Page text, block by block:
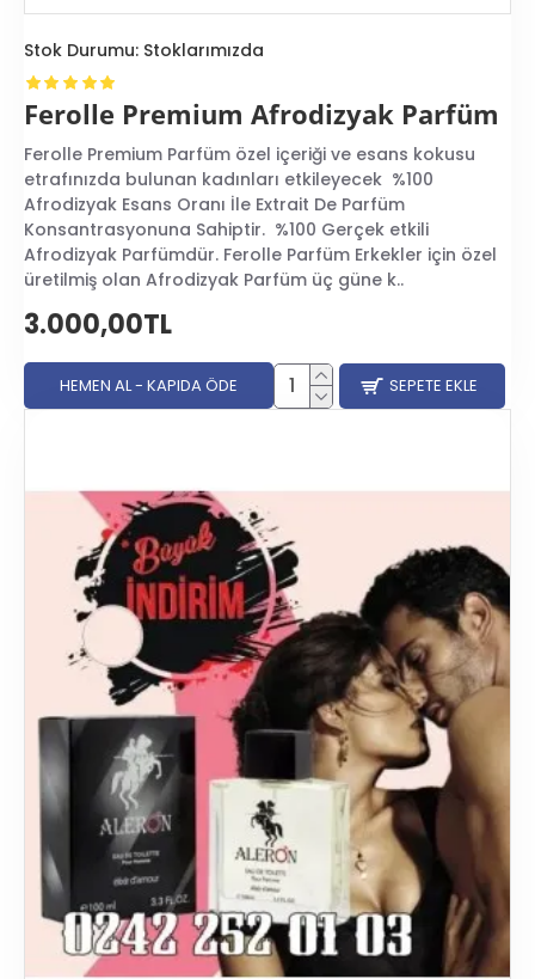
Doğal afrodizyaklar içeren parfümler,
Sentetik afrodizyaklar içeren parfümler,
Salgı bezlerinden elde edilen parfümler,
Bitkisel karışımlar içeren parfümler.
Doğal afrodizyaklar çoğunlukla baharatlar, bitkiler ve
bazı mücevherlerin özlerinden elde edilir. Buna karşılık,
sentetik afrodizyaklar sentetik bileşenlerdir ve bazı
cinsel uyarıcı ilaçlarda kullanılan bileşenlerden elde
edilir.
Yüzlerce yıldır afrodizyaklar kullanılmıştır. Afrodizyak
parfümler ise günümüzde popülerlik kazanmıştır. Bu
parfümler etkili olabileceği gibi, bazı kişiler için hiçbir
etkisi olmayabilir.
Afrodizyaklı Parfüm Erkek
bakımlarının tamamlayıcısı olacak bir seçim
yapabilirler. Bu noktada, afrodizyak parfümler erkekler
için oldukça etkili bir seçenek olarak göze
çarpmaktadır.
Afrodizyak parfüm, cinsel çekimi artırmak ve heyecanı
artırmak amacıyla kullanılan bir tür parfümdür. Doğal
özlerden üretilen bu parfümler, içerdikleri bileşenler
sayesinde hem kullanıcısına hem de onunla birlikte
olan kişilere etkileyici bir hissiyat sunmaktadır.
Afrodizyak parfüm erkek seçimi yaparken, kişinin kendi
cilt yapısına uygun olan bir parfüm seçimi yapması
önemlidir. Bunun yanı sıra, kullanılan parfümün kalitesi
de oldukça önemli bir faktördür. Söz konusu afrodizyak
parfümler olduğunda, marka seçimi çok değerlidir. Tom
Ford, YSL ve Creed gibi markalar, afrodizyak etkili
parfümleriyle tanınmaktadır.
Afrodizyak parfüm, bir erkeğin güvenini artırır ve onu
çekici hale getirir. Bu nedenle, doğru bir seçim yaparak
Stok Durumu: Stoklarımızda
Ferolle Premium Afrodizyak Parfüm
Ferolle Premium Parfüm özel içeriği ve esans kokusu
etrafınızda bulunan kadınları etkileyecek %100
Afrodizyak Esans Oranı İle Extrait De Parfüm
Konsantrasyonuna Sahiptir. %100 Gerçek etkili
Afrodizyak Parfümdür. Ferolle Parfüm Erkekler için özel
üretilmiş olan Afrodizyak Parfüm üç güne k..
3.000,00TL
HEMEN AL - KAPIDA ÖDE SEPETE EKLE